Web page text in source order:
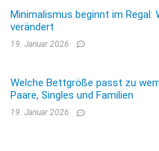
Minimalismus beginnt im Regal:
verändert
19. Januar 2026
Welche Bettgröße passt zu
Paare, Singles und Familien
19. Januar 2026